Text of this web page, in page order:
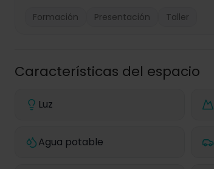
Formación Presentación Taller
Características del espacio
Luz
Agua potable